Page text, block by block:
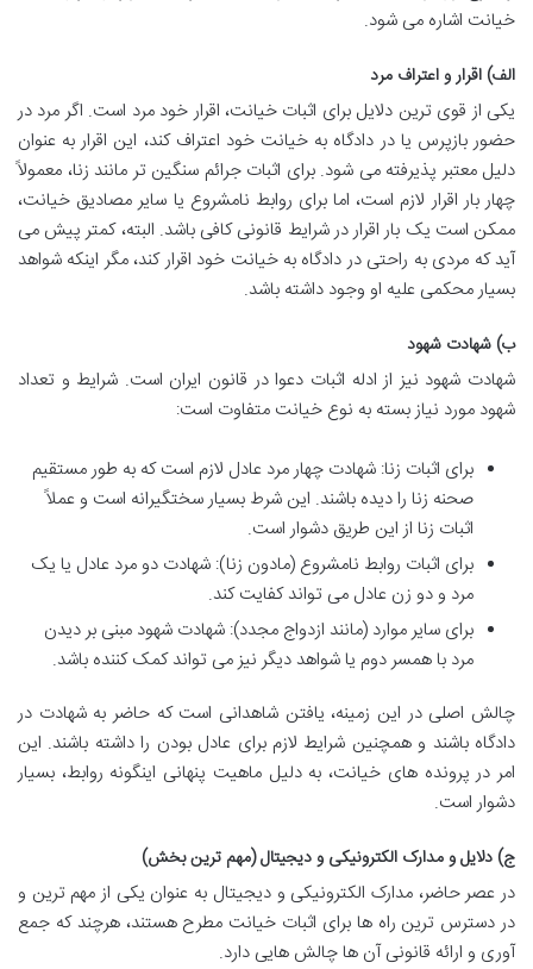
خیانت اشاره می شود.
الف) اقرار و اعتراف مرد
یکی از قوی ترین دلایل برای اثبات خیانت، اقرار خود مرد است. اگر مرد در
حضور بازپرس یا در دادگاه به خیانت خود اعتراف کند، این اقرار به عنوان
دلیل معتبر پذیرفته می شود. برای اثبات جرائم سنگین تر مانند زنا، معمولاً
چهار بار اقرار لازم است، اما برای روابط نامشروع یا سایر مصادیق خیانت،
ممکن است یک بار اقرار در شرایط قانونی کافی باشد. البته، کمتر پیش می
آید که مردی به راحتی در دادگاه به خیانت خود اقرار کند، مگر اینکه شواهد
بسیار محکمی علیه او وجود داشته باشد.
ب) شهادت شهود
شهادت شهود نیز از ادله اثبات دعوا در قانون ایران است. شرایط و تعداد
شهود مورد نیاز بسته به نوع خیانت متفاوت است:
برای اثبات زنا: شهادت چهار مرد عادل لازم است که به طور مستقیم
صحنه زنا را دیده باشند. این شرط بسیار سختگیرانه است و عملاً
اثبات زنا از این طریق دشوار است.
برای اثبات روابط نامشروع (مادون زنا): شهادت دو مرد عادل یا یک
مرد و دو زن عادل می تواند کفایت کند.
برای سایر موارد (مانند ازدواج مجدد): شهادت شهود مبنی بر دیدن
مرد با همسر دوم یا شواهد دیگر نیز می تواند کمک کننده باشد.
چالش اصلی در این زمینه، یافتن شاهدانی است که حاضر به شهادت در
دادگاه باشند و همچنین شرایط لازم برای عادل بودن را داشته باشند. این
امر در پرونده های خیانت، به دلیل ماهیت پنهانی اینگونه روابط، بسیار
دشوار است.
ج) دلایل و مدارک الکترونیکی و دیجیتال (مهم ترین بخش)
در عصر حاضر، مدارک الکترونیکی و دیجیتال به عنوان یکی از مهم ترین و
در دسترس ترین راه ها برای اثبات خیانت مطرح هستند، هرچند که جمع
آوری و ارائه قانونی آن ها چالش هایی دارد.